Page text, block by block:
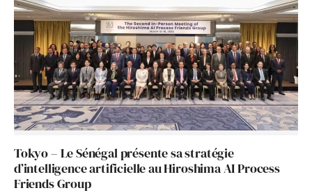
Tokyo – Le Sénégal présente sa stratégie
d’intelligence artificielle au Hiroshima AI Process
Friends Group